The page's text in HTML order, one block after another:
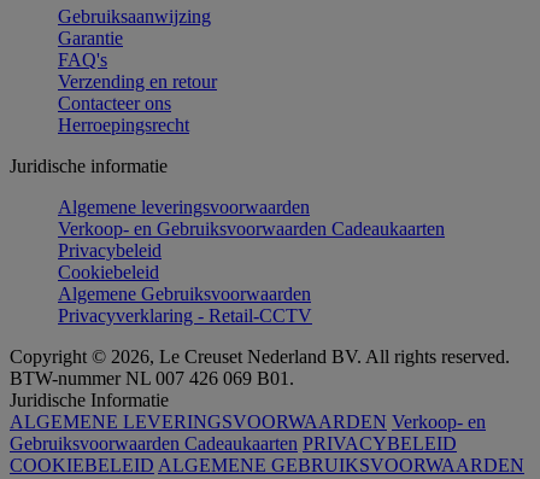
Gebruiksaanwijzing
Garantie
FAQ's
Verzending en retour
Contacteer ons
Herroepingsrecht
Juridische informatie
Algemene leveringsvoorwaarden
Verkoop- en Gebruiksvoorwaarden Cadeaukaarten
Privacybeleid
Cookiebeleid
Algemene Gebruiksvoorwaarden
Privacyverklaring - Retail-CCTV
Copyright © 2026, Le Creuset Nederland BV. All rights reserved.
BTW-nummer NL 007 426 069 B01.
Juridische Informatie
ALGEMENE LEVERINGSVOORWAARDEN Verkoop- en
Gebruiksvoorwaarden Cadeaukaarten PRIVACYBELEID
COOKIEBELEID ALGEMENE GEBRUIKSVOORWAARDEN